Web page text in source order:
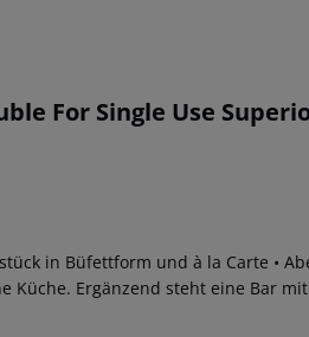
For Single Use
in Büfettform und à la Carte •
Ergänzend steht eine Bar